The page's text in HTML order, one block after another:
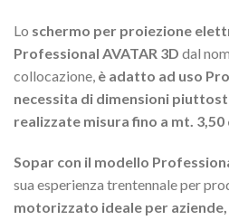
Lo schermo per proiezione
Professional AVATAR 3D dal
collocazione, è adatto ad uso
necessita di dimensioni
realizzate misura fino a mt. 3,50
Sopar con il modello
sua esperienza trentennale per
motorizzato ideale per